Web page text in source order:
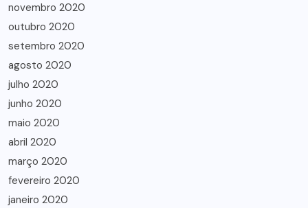
novembro 2020
outubro 2020
setembro 2020
agosto 2020
julho 2020
junho 2020
maio 2020
abril 2020
março 2020
fevereiro 2020
janeiro 2020